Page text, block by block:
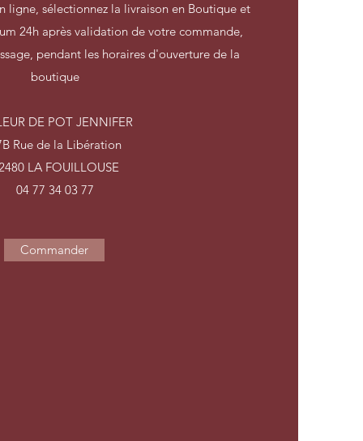
ligne, sélectionnez la livraison en Boutique et
24h après validation de votre commande,
pendant les horaires d'ouverture de la
boutique
DE POT JENNIFER
Rue de la Libération
LA FOUILLOUSE
04 77 34 03 77
Commander